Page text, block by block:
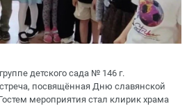
детского сада № 146 г.
посвящённая Дню славянской
мероприятия стал клирик храма